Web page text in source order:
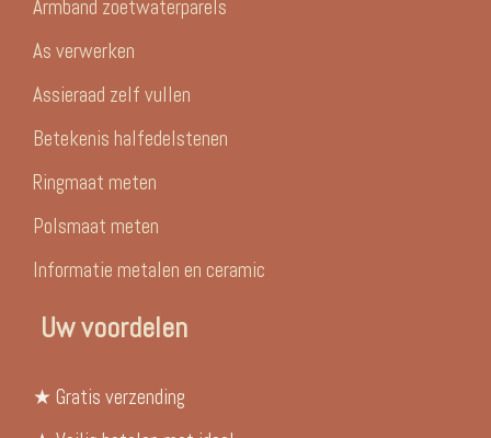
Armband zoetwaterparels
As verwerken
Assieraad zelf vullen
Betekenis halfedelstenen
Ringmaat meten
Polsmaat meten
Informatie metalen en ceramic
Uw voordelen
★ Gratis verzending